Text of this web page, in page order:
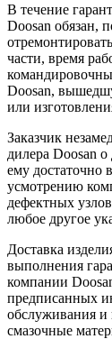
В течение
Doosan обязан,
части, время
Doosan,
или
Заказчик
дилера Doosan
ему достаточно
усмотрению
дефектных
любое другое
Доставка
выполнения
компании
предписанных
обслуживания и
смазочные